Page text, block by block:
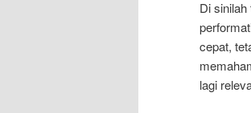
Di
cepat,
lagi